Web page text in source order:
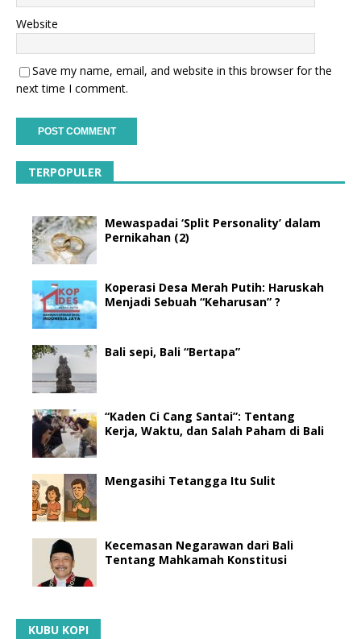
Website
Save my name, email, and website in this browser for the
next time I comment.
TERPOPULER
Mewaspadai ‘Split Personality’ dalam
Pernikahan (2)
Koperasi Desa Merah Putih: Haruskah
Menjadi Sebuah “Keharusan” ?
Bali sepi, Bali “Bertapa”
“Kaden Ci Cang Santai”: Tentang
Kerja, Waktu, dan Salah Paham di Bali
Mengasihi Tetangga Itu Sulit
Kecemasan Negarawan dari Bali
Tentang Mahkamah Konstitusi
KUBU KOPI